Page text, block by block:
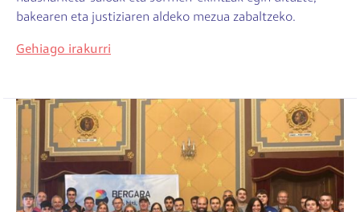
bakearen eta justiziaren aldeko mezua zabaltzeko.
Gehiago irakurri
Irudia